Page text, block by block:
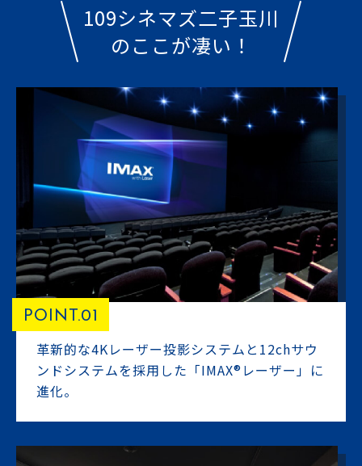
109シネマズ二子玉川
のここが凄い！
POINT.01
革新的な4Kレーザー投影システムと12chサウ
ンドシステムを採用した「IMAX®レーザー」に
進化。